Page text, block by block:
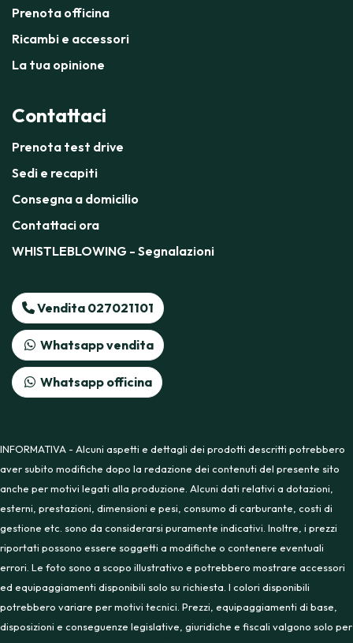
Prenota officina
Ricambi e accessori
La tua opinione
Contattaci
Prenota test drive
Sedi e recapiti
Consegna a domicilio
Contattaci ora
WHISTLEBLOWING - Segnalazioni
Vendita 027021101
Whatsapp vendita
Whatsapp officina
INFORMATIVA - Alcuni aspetti e dettagli dei prodotti descritti potrebbero
aver subito modifiche dopo la redazione dei contenuti del presente sito
anche per motivi legati alla produzione. Alcuni dati relativi a dotazioni,
esterni, prestazioni, dimensioni e pesi, consumo di carburante, costi di
gestione etc. sono da considerarsi puramente indicativi. Inoltre, i prezzi
riportati possono essere soggetti a modifiche o contenere eventuali
errori. Le foto sono a scopo illustrativo e potrebbero mostrare accessori
ed equipaggiamenti disponibili solo su richiesta. I colori disponibili
potrebbero variare per motivi tecnici. Prezzi, equipaggiamenti di base,
disposizioni e conseguenze legislative, giuridiche e fiscali valgono solo per